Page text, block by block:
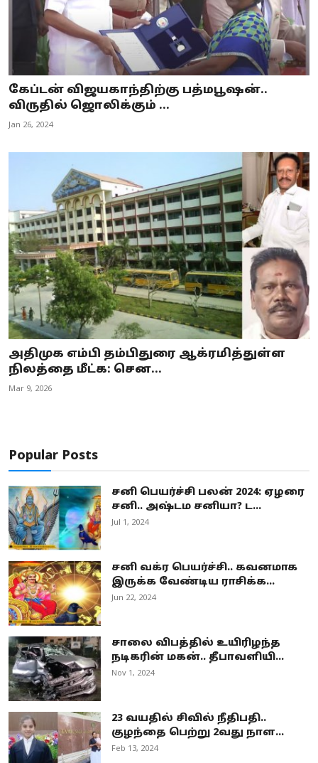
கேப்டன் விஜயகாந்திற்கு பத்மபூஷன்..
விருதில் ஜொலிக்கும் ...
Jan 26, 2024
அதிமுக எம்பி தம்பிதுரை ஆக்ரமித்துள்ள
நிலத்தை மீட்க: சென...
Mar 9, 2026
Popular Posts
சனி பெயர்ச்சி பலன் 2024: ஏழரை
சனி.. அஷ்டம சனியா? ட...
Jul 1, 2024
சனி வக்ர பெயர்ச்சி.. கவனமாக
இருக்க வேண்டிய ராசிக்க...
Jun 22, 2024
சாலை விபத்தில் உயிரிழந்த
நடிகரின் மகன்.. தீபாவளியி...
Nov 1, 2024
23 வயதில் சிவில் நீதிபதி..
குழந்தை பெற்று 2வது நாள...
Feb 13, 2024